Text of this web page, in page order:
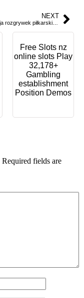
NEXT
Regeneracja rozgrywek piłkarskich: jak mobilne technologie zmieniają sport na każdym poziomie
Free Slots nz
online slots Play
32,178+
Gambling
establishment
Position Demos
Required fields are